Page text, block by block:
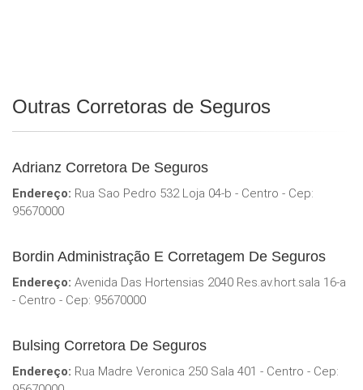
Outras Corretoras de Seguros
Adrianz Corretora De Seguros
Endereço: Rua Sao Pedro 532 Loja 04-b - Centro - Cep:
95670000
Bordin Administração E Corretagem De Seguros
Endereço: Avenida Das Hortensias 2040 Res.av.hort.sala 16-a
- Centro - Cep: 95670000
Bulsing Corretora De Seguros
Endereço: Rua Madre Veronica 250 Sala 401 - Centro - Cep: